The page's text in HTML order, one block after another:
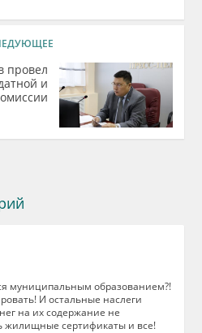
провел
и
муниципальным образованием?!
И остальные наслеги
на их содержание не
жилищные сертификаты и все!